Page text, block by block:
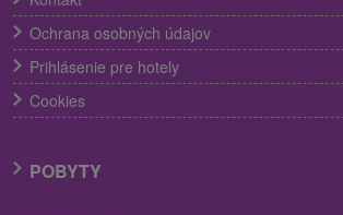
Ochrana osobných údajov
Prihlásenie pre hotely
Cookies
POBYTY